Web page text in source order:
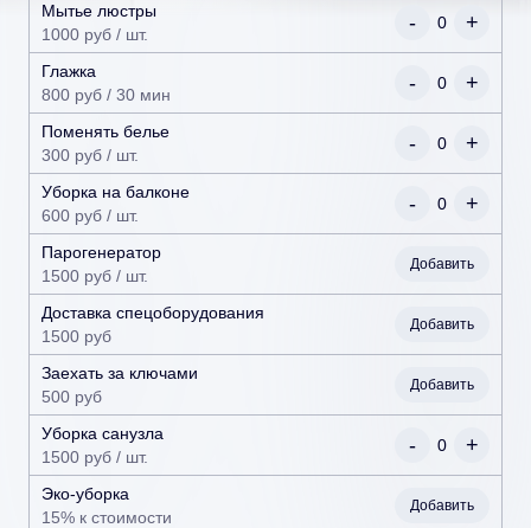
Мытье люстры
1000 руб / шт.
- 0 +
Глажка
800 руб / 30 мин
- 0 +
Поменять белье
300 руб / шт.
- 0 +
Уборка на балконе
600 руб / шт.
- 0 +
Парогенератор
1500 руб / шт.
Добавить
Доставка спецоборудования
1500 руб
Добавить
Заехать за ключами
500 руб
Добавить
Уборка санузла
1500 руб / шт.
- 0 +
Эко-уборка
15% к стоимости
Добавить